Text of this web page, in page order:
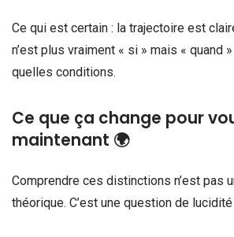
Ce qui est certain : la trajectoire est
n’est plus vraiment « si » mais « quand
quelles conditions.
Ce que ça change pour
maintenant 🌍
Comprendre ces distinctions n’est pas
théorique. C’est une question de